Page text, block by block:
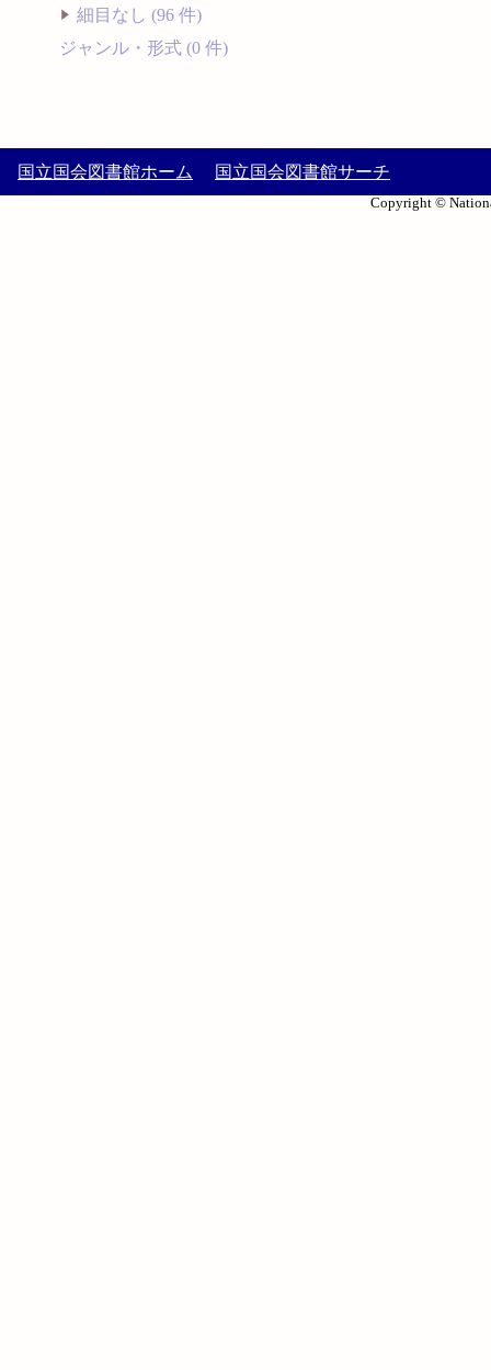
細目なし (96 件)
ジャンル・形式 (0 件)
国立国会図書館ホーム 国立国会図書館サーチ
Copyright ©